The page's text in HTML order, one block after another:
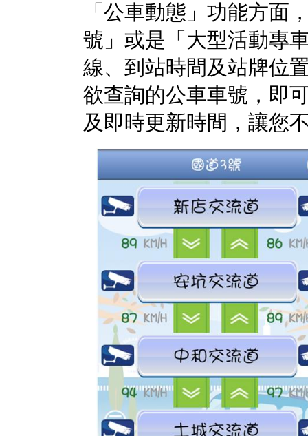
「公車動態」功能方面
號」或是「大型活動專
線、到站時間及站牌位
欲查詢的公車車號，即
及即時更新時間，讓您